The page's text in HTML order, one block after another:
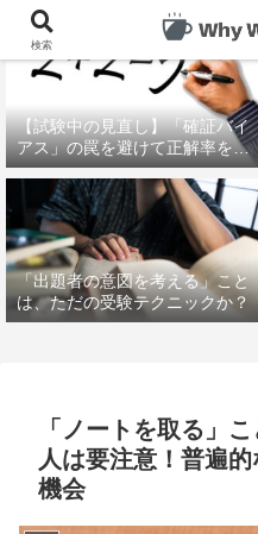
【試験中の見直し】「確証バイ
アス」の罠を避けて正解率を上
げる方法
「出題者の意図を考える」こと
は、ただの受験テクニックか？
「ノートを取る」
人は要注意！普遍
機会
検索